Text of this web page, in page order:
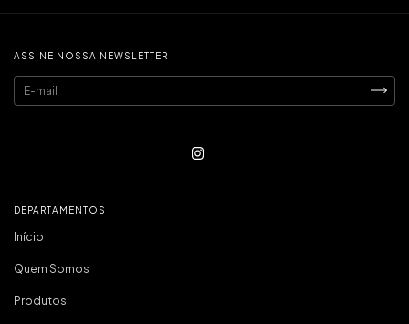
ASSINE NOSSA NEWSLETTER
DEPARTAMENTOS
Início
Quem Somos
Produtos